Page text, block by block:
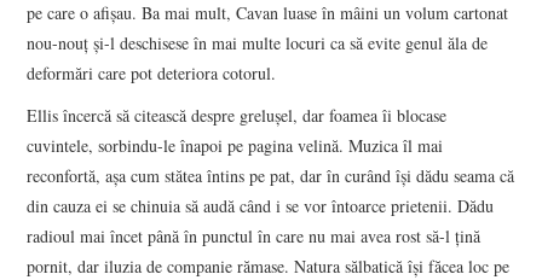
pe care o afișau. Ba mai mult, Cavan luase în mâini un volum cartonat
nou-nouț și-l deschisese în mai multe locuri ca să evite genul ăla de
deformări care pot deteriora cotorul.
Ellis încercă să citească despre grelușel, dar foamea îi blocase
cuvintele, sorbindu-le înapoi pe pagina velină. Muzica îl mai
reconfortă, așa cum stătea întins pe pat, dar în curând își dădu seama că
din cauza ei se chinuia să audă când i se vor întoarce prietenii. Dădu
radioul mai încet până în punctul în care nu mai avea rost să-l țină
pornit, dar iluzia de companie rămase. Natura sălbatică își făcea loc pe